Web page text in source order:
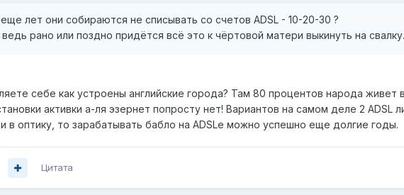
лет они собираются не списывать со счетов ADSL - 10-20-30 ?
рано или поздно придётся всё это к чёртовой матери выкинуть на свалку.
себе как устроены английские города? Там 80 процентов народа
активки а-ля эзернет попросту нет! Вариантов на самом деле 2 ADSL
в оптику, то зарабатывать бабло на ADSLе можно успешно еще долгие годы.
Цитата